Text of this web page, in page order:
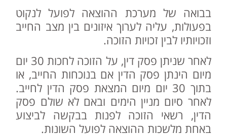
בבואה של מערכת ההוצאה לפועל לנקוט
בפעולות, עליה לערוך איזונים בין מצב החייב
וזכויותיו לבין זכויות הזוכה.
לאחר שניתן פסק דין, על הזוכה לחכות 30 יום
מיום הינתן פסק הדין אם בנוכחות החייב, או
בתוך 30 יום מיום המצאת פסק הדין לחייב.
לאחר סיום מניין הימים ובאם לא שולם פסק
הדין, רשאי הזוכה לפנות בבקשה לביצוע
באחת מלשכות ההוצאה לפועל השונות.